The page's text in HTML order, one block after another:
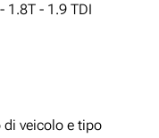
1.8T - 1.9 TDI
di veicolo e tipo